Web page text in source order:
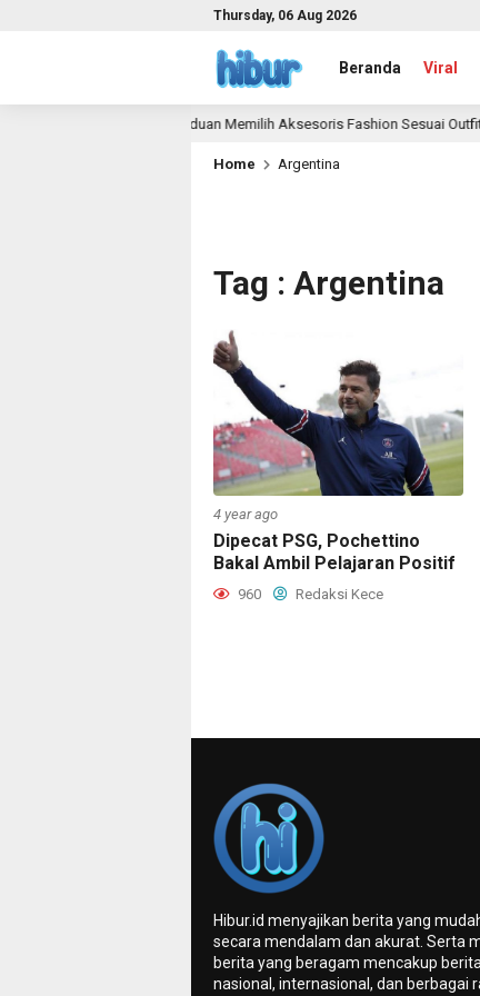
Thursday, 06 Aug 2026
Beranda Viral
Panduan Memilih Aksesoris Fashion Sesuai Outfit
Home Argentina
Tag : Argentina
4 year ago
Dipecat PSG, Pochettino
Bakal Ambil Pelajaran Positif
960 Redaksi Kece
Hibur.id menyajikan berita yang
secara mendalam dan akurat. Serta
berita yang beragam mencakup
nasional, internasional, dan berbagai